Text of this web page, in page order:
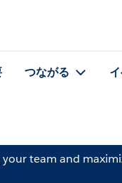
つながる
your team and